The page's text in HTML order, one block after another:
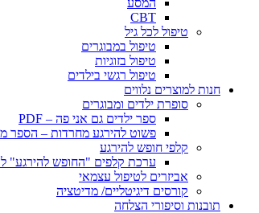
המסע
CBT
טיפול לכל גיל
טיפול במבוגרים
טיפול בזוגיות
טיפול רגשי בילדים
חנות למוצרים נלווים
סופרת ילדים ומבוגרים
ספר ילדים גם אני פה – PDF
פשוט להירגע מחרדות – הספר
קלפי חופש להירגע
ערכת קלפים "החופש להירגע"
אביזרים לטיפול עצמאי
קורסים דיגיטליים/ מדיטציה
תובנות וסיפורי הצלחה